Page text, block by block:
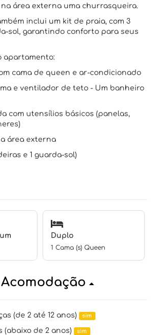
área externa uma churrasqueira.
inclui um kit de praia, com 3
sol, garantindo conforto para seus
apartamento:
cama de queen e ar-condicionado
e ventilador de teto - Um banheiro
com utensílios básicos (panelas,
área externa
e 1 guarda-sol)
Duplo
1 Cama (s) Queen
(de 2 até 12 anos) sim
(abaixo de 2 anos) sim